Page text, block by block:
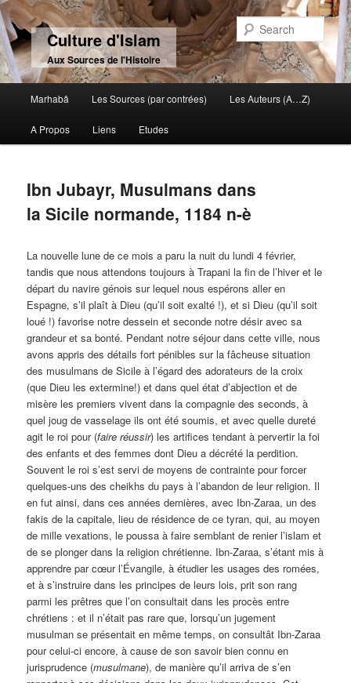
Culture d'Islam
Aux Sources de l'Histoire
Skip to primary content
Skip to secondary content
Marhabâ Les Sources (par contrées) Les Auteurs (A…Z)
A Propos Liens Etudes
Ibn Jubayr, Musulmans dans
la Sicile normande, 1184 n-è
La nouvelle lune de ce mois a paru la nuit du lundi 4 février,
tandis que nous attendons toujours à Trapani la fin de l’hiver et le
départ du navire génois sur lequel nous espérons aller en
Espagne, s’il plaît à Dieu (qu’il soit exalté !), et si Dieu (qu’il soit
loué !) favorise notre dessein et seconde notre désir avec sa
grandeur et sa bonté. Pendant notre séjour dans cette ville, nous
avons appris des détails fort pénibles sur la fâcheuse situation
des musulmans de Sicile à l’égard des adorateurs de la croix
(que Dieu les extermine!) et dans quel état d’abjection et de
misère les premiers vivent dans la compagnie des seconds, à
quel joug de vasselage ils ont été soumis, et avec quelle dureté
agit le roi pour (faire réussir) les artifices tendant à pervertir la foi
des enfants et des femmes dont Dieu a décrété la perdition.
Souvent le roi s’est servi de moyens de contrainte pour forcer
quelques-uns des cheikhs du pays à l’abandon de leur religion. Il
en fut ainsi, dans ces années dernières, avec Ibn-Zaraa, un des
fakis de la capitale, lieu de résidence de ce tyran, qui, au moyen
de mille vexations, le poussa à faire semblant de renier l’islam et
de se plonger dans la religion chrétienne. Ibn-Zaraa, s’étant mis à
apprendre par cœur l’Évangile, à étudier les usages des romées,
et à s’instruire dans les principes de leurs lois, prit son rang
parmi les prêtres que l’on consultait dans les procès entre
chrétiens : et il n’était pas rare que, lorsqu’un jugement
musulman se présentait en même temps, on consultât Ibn-Zaraa
pour celui-ci encore, à cause de son savoir bien connu en
jurisprudence (musulmane), de manière qu’il arriva de s’en